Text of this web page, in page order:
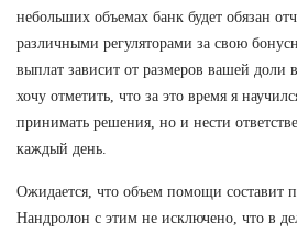
небольших объемах банк будет обязан
различными регуляторами за свою
выплат зависит от размеров вашей
хочу отметить, что за это время я
принимать решения, но и нести
каждый день.
Ожидается, что объем помощи составит
Нандролон с этим не исключено, что в